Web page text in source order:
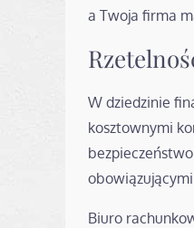
a Twoja firma
W dziedzinie
kosztownymi
Biuro